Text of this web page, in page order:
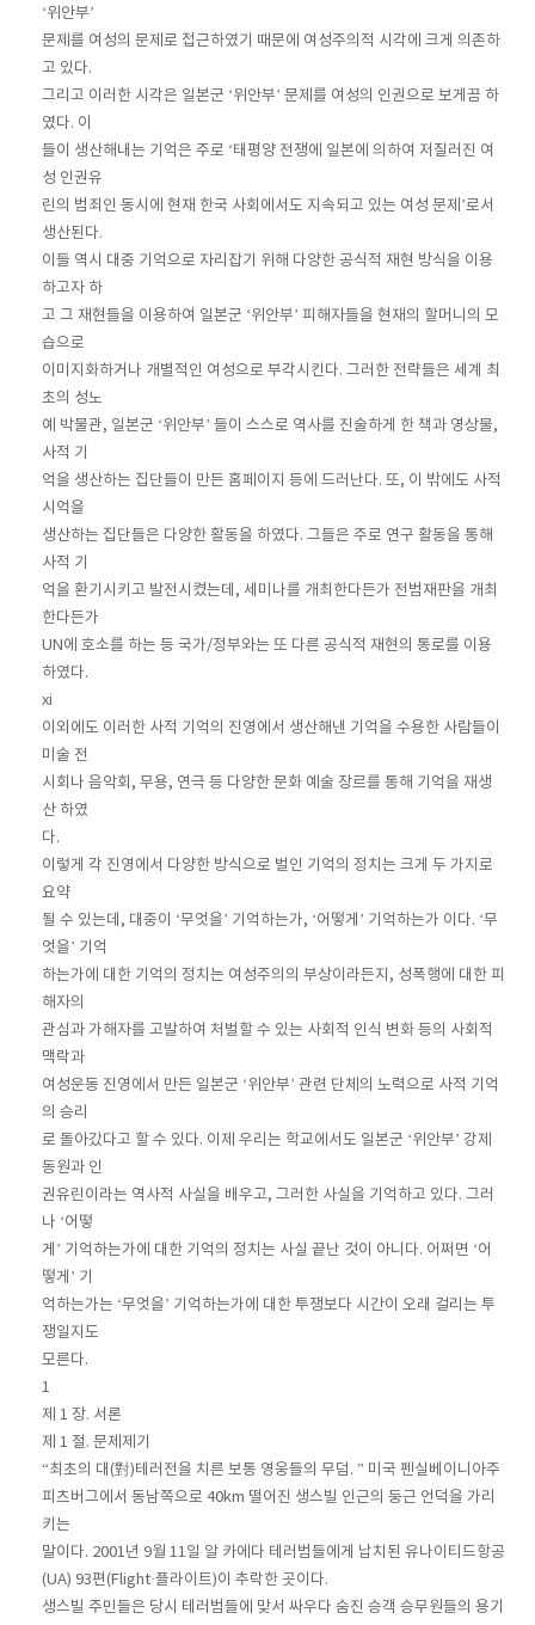
‘위안부’
문제를 여성의 문제로 접근하였기 때문에 여성주의적 시각에 크게 의존하
고 있다.
그리고 이러한 시각은 일본군 ‘위안부’ 문제를 여성의 인권으로 보게끔 하
였다. 이
들이 생산해내는 기억은 주로 ‘태평양 전쟁에 일본에 의하여 저질러진 여
성 인권유
린의 범죄인 동시에 현재 한국 사회에서도 지속되고 있는 여성 문제’로서
생산된다.
이들 역시 대중 기억으로 자리잡기 위해 다양한 공식적 재현 방식을 이용
하고자 하
고 그 재현들을 이용하여 일본군 ‘위안부’ 피해자들을 현재의 할머니의 모
습으로
이미지화하거나 개별적인 여성으로 부각시킨다. 그러한 전략들은 세계 최
초의 성노
예 박물관, 일본군 ‘위안부’ 들이 스스로 역사를 진술하게 한 책과 영상물,
사적 기
억을 생산하는 집단들이 만든 홈페이지 등에 드러난다. 또, 이 밖에도 사적
시억을
생산하는 집단들은 다양한 활동을 하였다. 그들은 주로 연구 활동을 통해
사적 기
억을 환기시키고 발전시켰는데, 세미나를 개최한다든가 전범재판을 개최
한다든가
UN에 호소를 하는 등 국가/정부와는 또 다른 공식적 재현의 통로를 이용
하였다.
xi
이외에도 이러한 사적 기억의 진영에서 생산해낸 기억을 수용한 사람들이
미술 전
시회나 음악회, 무용, 연극 등 다양한 문화 예술 장르를 통해 기억을 재생
산 하였
다.
이렇게 각 진영에서 다양한 방식으로 벌인 기억의 정치는 크게 두 가지로
요약
될 수 있는데, 대중이 ‘무엇을’ 기억하는가, ‘어떻게’ 기억하는가 이다. ‘무
엇을’ 기억
하는가에 대한 기억의 정치는 여성주의의 부상이라든지, 성폭행에 대한 피
해자의
관심과 가해자를 고발하여 처벌할 수 있는 사회적 인식 변화 등의 사회적
맥락과
여성운동 진영에서 만든 일본군 ‘위안부’ 관련 단체의 노력으로 사적 기억
의 승리
로 돌아갔다고 할 수 있다. 이제 우리는 학교에서도 일본군 ‘위안부’ 강제
동원과 인
권유린이라는 역사적 사실을 배우고, 그러한 사실을 기억하고 있다. 그러
나 ‘어떻
게’ 기억하는가에 대한 기억의 정치는 사실 끝난 것이 아니다. 어쩌면 ‘어
떻게’ 기
억하는가는 ‘무엇을’ 기억하는가에 대한 투쟁보다 시간이 오래 걸리는 투
쟁일지도
모른다.
1
제 1 장. 서론
제 1 절. 문제제기
“최초의 대(對)테러전을 치른 보통 영웅들의 무덤. ” 미국 펜실베이니아주
피츠버그에서 동남쪽으로 40km 떨어진 생스빌 인근의 둥근 언덕을 가리
키는
말이다. 2001년 9월 11일 알 카에다 테러범들에게 납치된 유나이티드항공
(UA) 93편(Flight·플라이트)이 추락한 곳이다.
생스빌 주민들은 당시 테러범들에 맞서 싸우다 숨진 승객 승무원들의 용기